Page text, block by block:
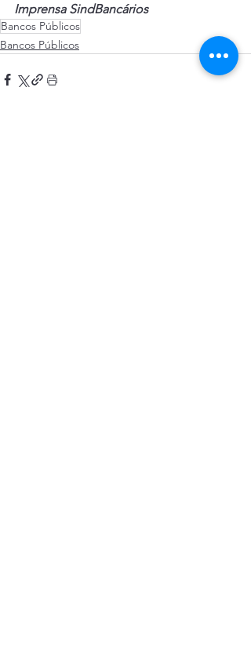
Imprensa SindBancários
Bancos Públicos
Bancos Públicos